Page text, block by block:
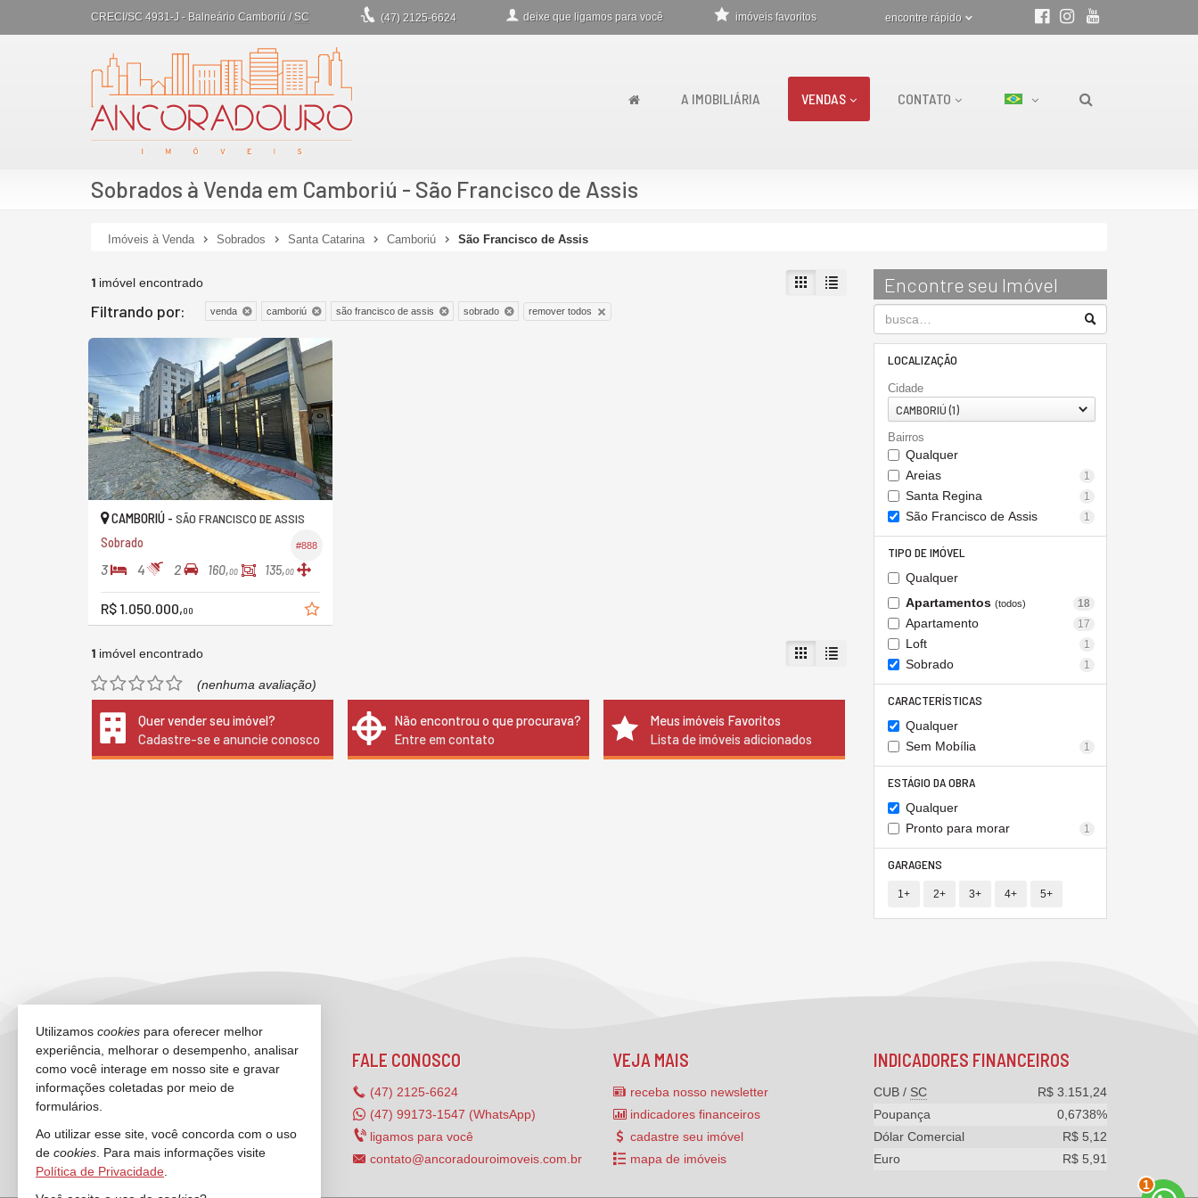
CRECI/SC 4931-J - Balneário Camboriú / SC (47) 2125-6624 deixe que ligamos para você encontre rápido
imóveis favoritos
A IMOBILIÁRIA VENDAS CONTATO
Sobrados à Venda em Camboriú - São Francisco de Assis
Imóveis à Venda Sobrados Santa Catarina Camboriú São Francisco de Assis
Encontre seu Imóvel
LOCALIZAÇÃO
Cidade
CAMBORIÚ (1)
Bairros
Qualquer
Areias
1
Santa Regina 1
São Francisco de Assis 1
TIPO DE IMÓVEL
Qualquer
Apartamentos (todos) 18
Apartamento 17
Loft 1
Sobrado 1
CARACTERÍSTICAS
Qualquer
Sem Mobília
1
ESTÁGIO DA OBRA
Qualquer
Pronto para morar
1
GARAGENS
1+ 2+ 3+ 4+ 5+
1 imóvel encontrado
Filtrando por: venda camboriú são francisco de assis sobrado remover todos
#888
CAMBORIÚ - SÃO FRANCISCO DE ASSIS
Sobrado
3 4 2 160,00 135,00
R$ 1.050.000,00
1 imóvel encontrado
(nenhuma avaliação)
Quer vender seu imóvel?
Cadastre-se e anuncie conosco
Não encontrou o que procurava?
Entre em contato
Meus imóveis Favoritos
Lista de imóveis adicionados
ANCORADOURO IMÓVEIS
Rua 3000, nº 212 - sala 2 e 3
Balneário Camboriú -SC
mapa google
FALE CONOSCO
(47) 2125-6624
(47) 99173-1547 (WhatsApp)
ligamos para você
contato@ancoradouroimoveis.com.br
VEJA MAIS
receba nosso newsletter
indicadores financeiros
cadastre seu imóvel
mapa de imóveis
INDICADORES FINANCEIROS
CUB / SC
R$ 3.151,24
Poupança
0,6738%
Dólar Comercial
R$ 5,12
Euro
R$ 5,91
1
Utilizamos cookies para oferecer melhor
experiência, melhorar o desempenho, analisar
como você interage em nosso site e gravar
informações coletadas por meio de
formulários.
Ao utilizar esse site, você concorda com o uso
de cookies . Para mais informações visite
Política de Privacidade